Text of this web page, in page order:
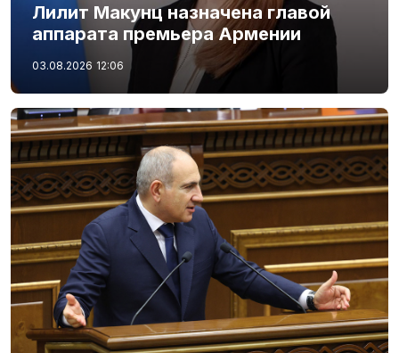
Лилит Макунц назначена главой
аппарата премьера Армении
03.08.2026 12:06